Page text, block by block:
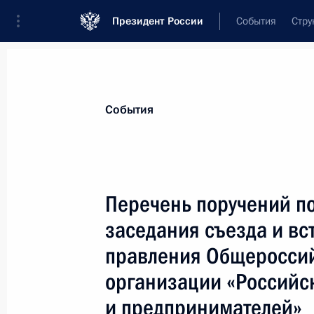
Президент России События
Подписан закон, направленный на
инфраструктуры рынка
8 августа 2024 года, 19:55
События
Перечень поручений
заседания съезда и
правления
организации
и предпринимателей»